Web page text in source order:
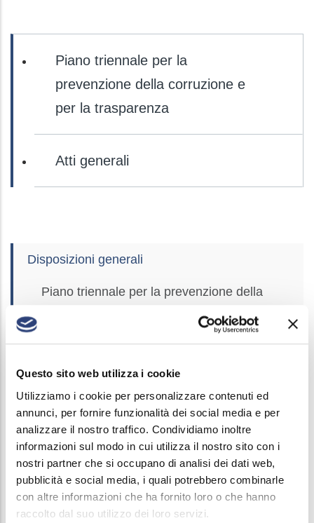
Questo sito web utilizza i cookie
Utilizziamo i cookie per personalizzare contenuti ed
annunci, per fornire funzionalità dei social media e per
analizzare il nostro traffico. Condividiamo inoltre
informazioni sul modo in cui utilizza il nostro sito con i
nostri partner che si occupano di analisi dei dati web,
pubblicità e social media, i quali potrebbero combinarle
con altre informazioni che ha fornito loro o che hanno
raccolto dal suo utilizzo dei loro servizi.
Trasparente
Piano triennale per la
prevenzione della corruzione e
per la trasparenza
Atti generali
Società
Trasparente
Disposizioni generali
Piano triennale per la prevenzione della
corruzione e per la trasparenza
Atti generali
Organizzazione
Consulenti e collaboratori
Personale
Selezione del personale
Performance